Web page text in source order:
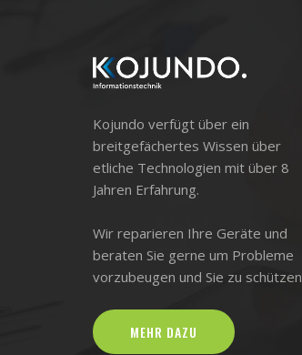
Kojundo verfügt über ein
breitgefächertes Wissen über
etliche Technologien mit über 8
Jahren Erfahrung.
Wir reparieren Ihre Geräte und
beraten Sie gerne um Probleme
vorzubeugen und Sie zu schützen
MEHR DAZU